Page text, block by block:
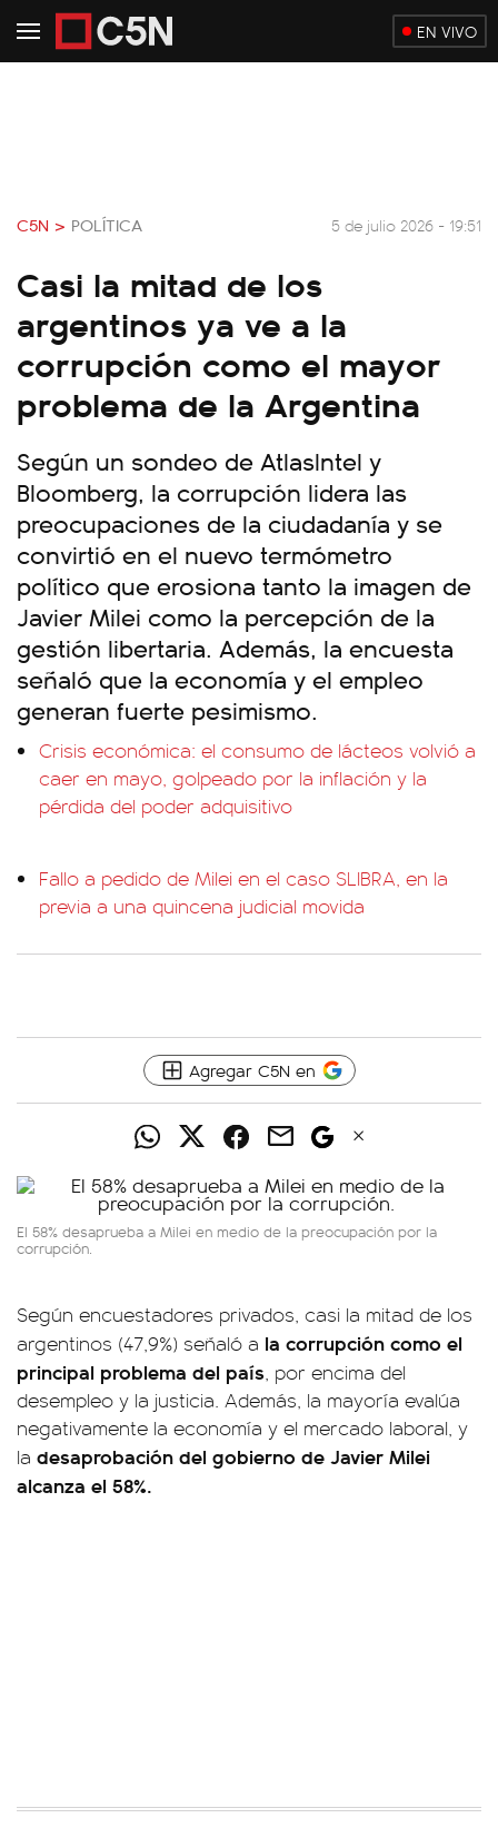
EN VIVO
C5N > POLÍTICA 5 de julio 2026 - 19:51
Casi la mitad de los
argentinos ya ve a la
corrupción como el mayor
problema de la Argentina
Según un sondeo de AtlasIntel y
Bloomberg, la corrupción lidera las
preocupaciones de la ciudadanía y se
convirtió en el nuevo termómetro
político que erosiona tanto la imagen de
Javier Milei como la percepción de la
gestión libertaria. Además, la encuesta
señaló que la economía y el empleo
generan fuerte pesimismo.
Crisis económica: el consumo de lácteos volvió a
caer en mayo, golpeado por la inflación y la
pérdida del poder adquisitivo
Fallo a pedido de Milei en el caso $LIBRA, en la
previa a una quincena judicial movida
Agregar C5N en
El 58% desaprueba a Milei en medio de la preocupación por la
corrupción.
Según encuestadores privados, casi la mitad de los
argentinos (47,9%) señaló a la corrupción como el
principal problema del país, por encima del
desempleo y la justicia. Además, la mayoría evalúa
negativamente la economía y el mercado laboral, y
la desaprobación del gobierno de Javier Milei
alcanza el 58%.